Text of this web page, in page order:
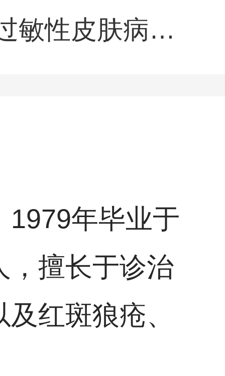
敏性皮肤病以
1979年毕业于
，擅长于诊治
红斑狼疮、